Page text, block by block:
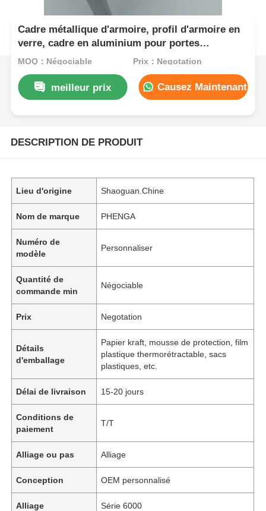
Cadre métallique d'armoire, profil d'armoire en
verre, cadre en aluminium pour portes
coulissantes en verre d'armoire
MOQ：Négociable Prix：Negotation
meilleur prix Causez Maintenant
DESCRIPTION DE PRODUIT
Lieu d'origine Shaoguan.Chine
Nom de marque PHENGA
Numéro de
modèle
Personnaliser
Quantité de
commande min
Négociable
Prix Negotation
Détails
d'emballage
Papier kraft, mousse de protection, film
plastique thermorétractable, sacs
plastiques, etc.
Délai de livraison 15-20 jours
Conditions de
paiement
T/T
Alliage ou pas Alliage
Conception OEM personnalisé
Alliage Série 6000